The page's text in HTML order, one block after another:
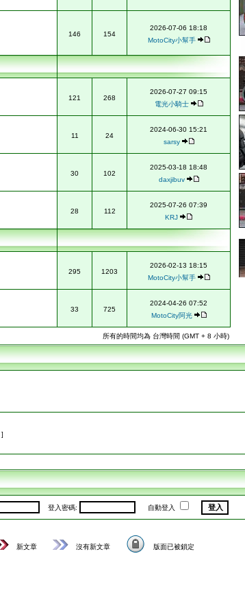
146 154
2026-07-06 18:18
MotoCity小幫手
121 268
2026-07-27 09:15
電光小騎士
11 24
2024-06-30 15:21
sarsy
30 102
2025-03-18 18:48
daxjibuv
28 112
2025-07-26 07:39
KRJ
295 1203
2026-02-13 18:15
MotoCity小幫手
33 725
2024-04-26 07:52
MotoCity阿光
所有的時間均為 台灣時間 (GMT + 8 小時)
]
登入密碼: 自動登入
新文章 沒有新文章 版面已被鎖定